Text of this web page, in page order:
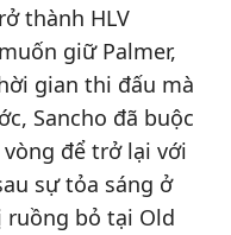
thành HLV
giữ Palmer,
gian thi đấu mà
Sancho đã buộc
để trở lại với
sự tỏa sáng ở
ruồng bỏ tại Old